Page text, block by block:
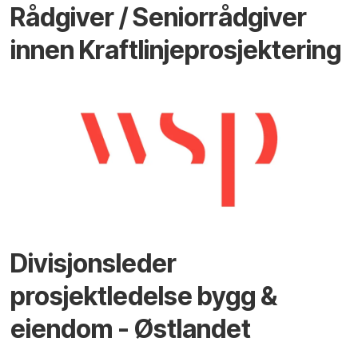
Rådgiver / Seniorrådgiver
innen Kraftlinjeprosjektering
Divisjonsleder
prosjektledelse bygg &
eiendom - Østlandet